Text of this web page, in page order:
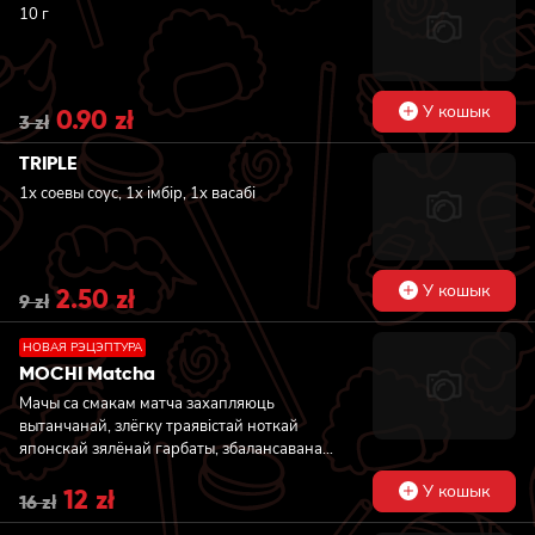
10 г
3zł Original
price
was:
3 zł.
0.90 zł Current
price
is:
0.90 zł.
У кошык
TRIPLE
1x соевы соус, 1x імбір, 1x васабі
9zł Original
price
was:
9 zł.
2.50zł Current
price
is:
2.50 zł.
У кошык
НОВАЯ РЭЦЭПТУРА
MOCHI Matcha
Мачы са смакам матча захапляюць
вытанчанай, злёгку траявістай ноткай
японскай зялёнай гарбаты, збалансаванай
далікатнай саладосцю крэмавай начынкі.
Іх прахалодная рысавая абалонка
падкрэслівае натуральны, зямлісты
16zł Original
price
12 zł Current
price
У кошык